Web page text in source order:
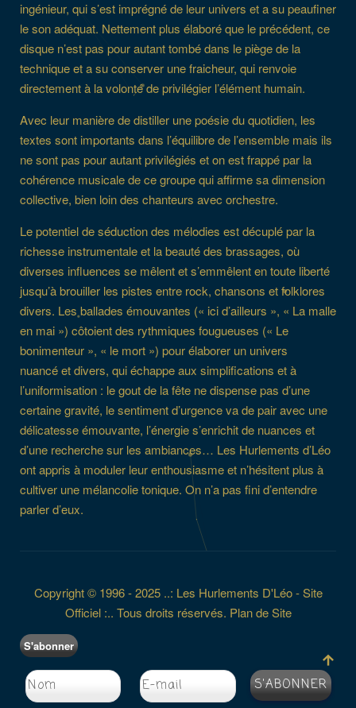
ingénieur, qui s’est imprégné de leur univers et a su peaufiner
le son adéquat. Nettement plus élaboré que le précédent, ce
disque n’est pas pour autant tombé dans le piège de la
technique et a su conserver une fraicheur, qui renvoie
directement à la volonté de privilégier l’élément humain.
Avec leur manière de distiller une poésie du quotidien, les
textes sont importants dans l’équilibre de l’ensemble mais ils
ne sont pas pour autant privilégiés et on est frappé par la
cohérence musicale de ce groupe qui affirme sa dimension
collective, bien loin des chanteurs avec orchestre.
Le potentiel de séduction des mélodies est décuplé par la
richesse instrumentale et la beauté des brassages, où
diverses influences se mêlent et s’emmêlent en toute liberté
jusqu’à brouiller les pistes entre rock, chansons et folklores
divers. Les ballades émouvantes (« ici d’ailleurs », « La malle
en mai ») côtoient des rythmiques fougueuses (« Le
bonimenteur », « le mort ») pour élaborer un univers
nuancé et divers, qui échappe aux simplifications et à
l’uniformisation : le gout de la fête ne dispense pas d’une
certaine gravité, le sentiment d’urgence va de pair avec une
délicatesse émouvante, l’énergie s’enrichit de nuances et
d’une recherche sur les ambiances… Les Hurlements d’Léo
ont appris à moduler leur enthousiasme et n’hésitent plus à
cultiver une mélancolie tonique. On n’a pas fini d’entendre
parler d’eux.
Copyright © 1996 - 2025 ..: Les Hurlements D'Léo - Site
Officiel :.. Tous droits réservés. Plan de Site
S'abonner